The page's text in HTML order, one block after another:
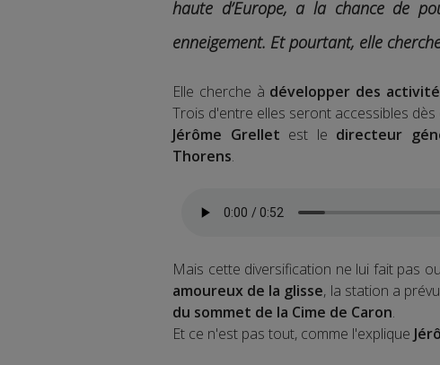
haute d’Europe, a la chance de
enneigement. Et pourtant, elle
Elle cherche à développer des
Trois d'entre elles seront accessibles dès
Jérôme Grellet est le directeur
Thorens.
Mais cette diversification ne lui fait pas
amoureux de la glisse, la station a
du sommet de la Cime de Caron.
Et ce n'est pas tout, comme l'explique